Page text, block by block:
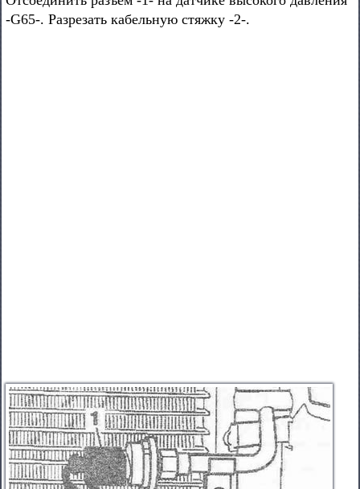
-G65-. Разрезать кабельную стяжку -2-.